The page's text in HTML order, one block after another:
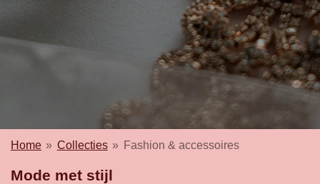
Home » Collecties » Fashion & accessoires
Mode met stijl